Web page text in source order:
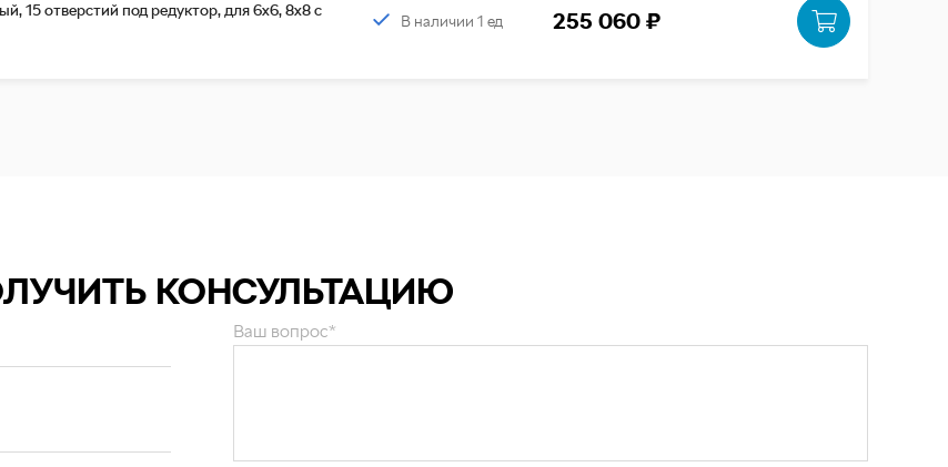
15 отверстий под редуктор, для 6х6, 8х8 с
В наличии 1 ед 255 060 ₽
КОНСУЛЬТАЦИЮ
Ваш вопрос*